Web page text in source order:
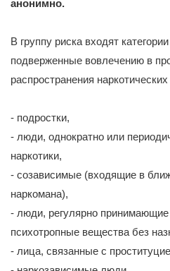
анонимно.
В группу риска входят
подверженные вовлечению в
распространения
- подростки,
- люди, однократно или
наркотики,
- созависимые (входящие в
наркомана),
- люди, регулярно
психотропные вещества без
- лица, связанные с